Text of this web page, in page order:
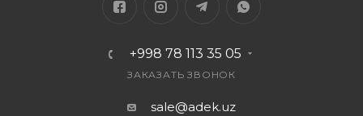
+998 78 113 35 05
ЗАКАЗАТЬ ЗВОНОК
sale@adek.uz